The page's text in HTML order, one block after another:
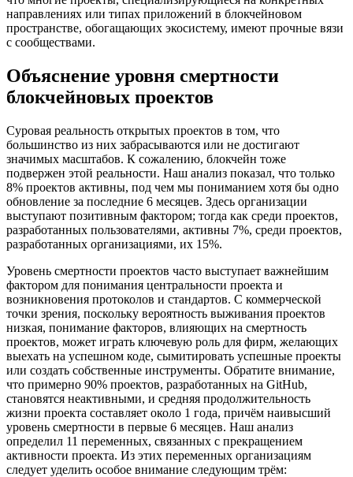
направлениях или типах приложений в блокчейновом
пространстве, обогащающих экосистему, имеют прочные вязи
с сообществами.
Объяснение уровня смертности
блокчейновых проектов
Суровая реальность открытых проектов в том, что
большинство из них забрасываются или не достигают
значимых масштабов. К сожалению, блокчейн тоже
подвержен этой реальности. Наш анализ показал, что только
8% проектов активны, под чем мы пониманием хотя бы одно
обновление за последние 6 месяцев. Здесь организации
выступают позитивным фактором; тогда как среди проектов,
разработанных пользователями, активны 7%, среди проектов,
разработанных организациями, их 15%.
Уровень смертности проектов часто выступает важнейшим
фактором для понимания центральности проекта и
возникновения протоколов и стандартов. С коммерческой
точки зрения, поскольку вероятность выживания проектов
низкая, понимание факторов, влияющих на смертность
проектов, может играть ключевую роль для фирм, желающих
выехать на успешном коде, сымитировать успешные проекты
или создать собственные инструменты. Обратите внимание,
что примерно 90% проектов, разработанных на GitHub,
становятся неактивными, и средняя продолжительность
жизни проекта составляет около 1 года, причём наивысший
уровень смертности в первые 6 месяцев. Наш анализ
определил 11 переменных, связанных с прекращением
активности проекта. Из этих переменных организациям
следует уделить особое внимание следующим трём: